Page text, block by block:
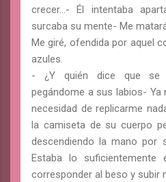
crecer…- Él intentaba
surcaba su mente- Me
Me giré, ofendida por aquel
azules.
- ¿Y quién dice que se
pegándome a sus labios- Ya
necesidad de replicarme
la camiseta de su cuerpo
descendiendo la mano por
Estaba lo suficientemente
corresponder al beso y subir